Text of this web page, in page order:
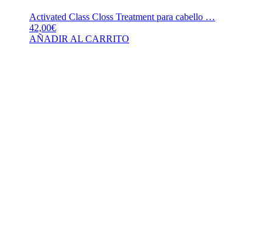
Activated Class Closs Treatment para cabello …
42,00€
AÑADIR AL CARRITO